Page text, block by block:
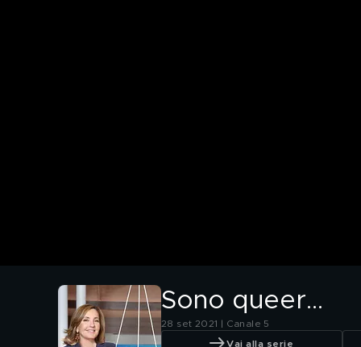
Sono queer...
28 set 2021 | Canale 5
Vai alla serie